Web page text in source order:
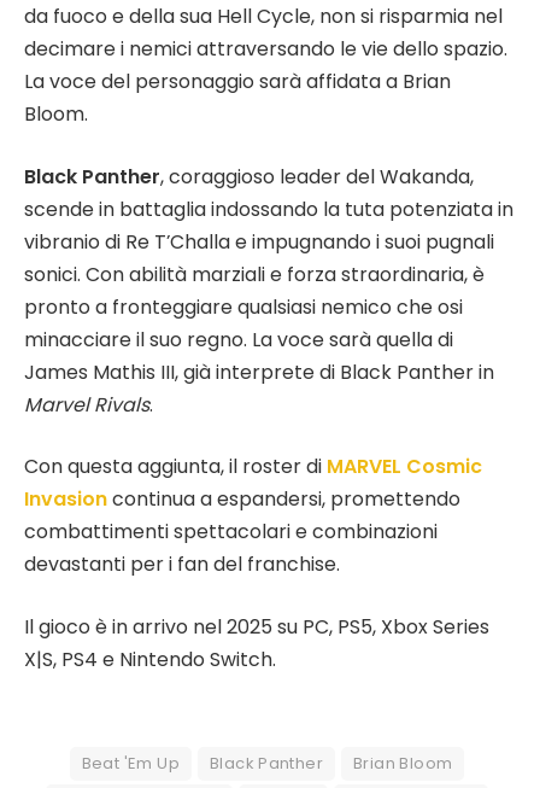
da fuoco e della sua Hell Cycle, non si risparmia nel
decimare i nemici attraversando le vie dello spazio.
La voce del personaggio sarà affidata a Brian
Bloom.
Black Panther, coraggioso leader del Wakanda,
scende in battaglia indossando la tuta potenziata in
vibranio di Re T’Challa e impugnando i suoi pugnali
sonici. Con abilità marziali e forza straordinaria, è
pronto a fronteggiare qualsiasi nemico che osi
minacciare il suo regno. La voce sarà quella di
James Mathis III, già interprete di Black Panther in
Marvel Rivals.
Con questa aggiunta, il roster di MARVEL Cosmic
Invasioncontinua a espandersi, promettendo
combattimenti spettacolari e combinazioni
devastanti per i fan del franchise.
Il gioco è in arrivo nel 2025 su PC, PS5, Xbox Series
X|S, PS4 e Nintendo Switch.
Beat 'Em Up Black Panther
Brian Bloom